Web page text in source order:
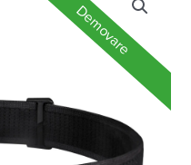
Demovare